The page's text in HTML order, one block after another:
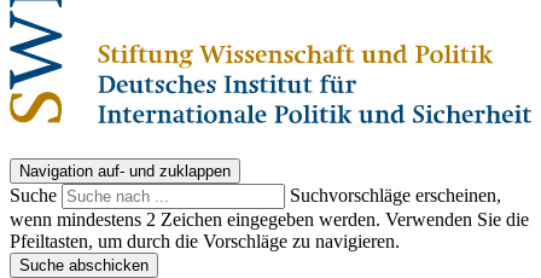
Navigation auf- und zuklappen
Suche
Suchvorschläge erscheinen,
wenn mindestens 2 Zeichen eingegeben werden. Verwenden Sie die
Pfeiltasten, um durch die Vorschläge zu navigieren.
Suche abschicken